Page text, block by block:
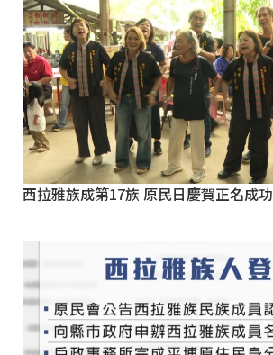
西拉雅族成第17族 原民日慶賀正名成功